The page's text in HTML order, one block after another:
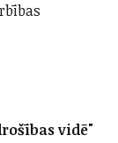
vidē"